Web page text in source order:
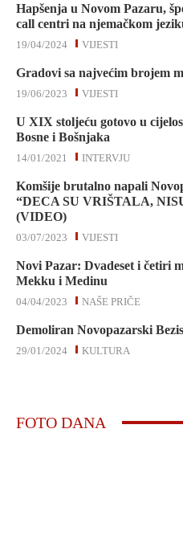
Hapšenja u Novom Pazaru,
call centri na njemačkom
VIJESTI
19/04/2024
Gradovi sa najvećim brojem
VIJESTI
19/06/2023
U XIX stoljeću gotovo u
Bosne i Bošnjaka
INTERVJU
14/01/2021
Komšije brutalno napali
“DECA SU VRIŠTALA,
(VIDEO)
VIJESTI
03/07/2023
Novi Pazar: Dvadeset i četiri
Mekku i Medinu
NAŠE PRIČE
04/04/2023
Demoliran Novopazarski
KULTURA
29/01/2024
FOTO DANA